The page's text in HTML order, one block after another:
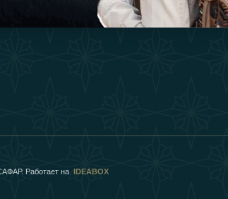
Работает на IDEABOX